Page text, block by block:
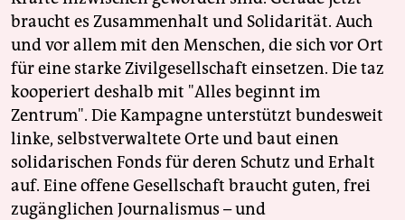
braucht es Zusammenhalt und Solidarität. Auch
und vor allem mit den Menschen, die sich vor Ort
für eine starke Zivilgesellschaft einsetzen. Die taz
kooperiert deshalb mit "Alles beginnt im
Zentrum". Die Kampagne unterstützt bundesweit
linke, selbstverwaltete Orte und baut einen
solidarischen Fonds für deren Schutz und Erhalt
auf. Eine offene Gesellschaft braucht guten, frei
zugänglichen Journalismus – und